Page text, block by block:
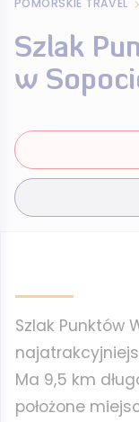
POMORSKIE TRAVEL
Szlak
w
Szlak Punktów
Ma 9,5 km
położone